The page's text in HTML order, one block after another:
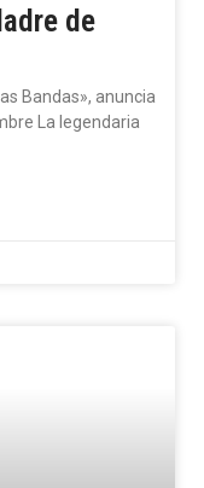
de
Bandas», anuncia
La legendaria